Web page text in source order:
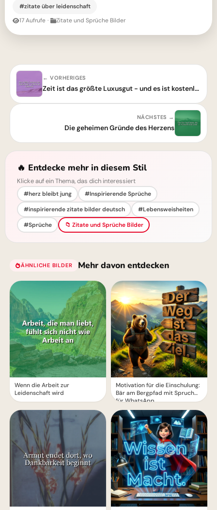
#zitate über leidenschaft
17 Aufrufe · Zitate und Sprüche Bilder
← VORHERIGES
Zeit ist das größte Luxusgut - und es ist kostenlos!
NÄCHSTES →
Die geheimen Gründe des Herzens
🔥 Entdecke mehr in diesem Stil
Klicke auf ein Thema, das dich interessiert
#herz bleibt jung
#Inspirierende Sprüche
#inspirierende zitate bilder deutsch
#Lebensweisheiten
#Sprüche
📁 Zitate und Sprüche Bilder
ÄHNLICHE BILDER Mehr davon entdecken
Wenn die Arbeit zur
Leidenschaft wird
Motivation für die Einschulung:
Bär am Bergpfad mit Spruch
für WhatsApp